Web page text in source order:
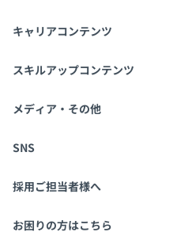
キャリアコンテンツ
転職・キャリア
スキルアップコンテンツ
学習
メディア・その他
Tech Team Journal
SNS
X
採用ご担当者様へ
採用・教育をお考えの企業様へ
お困りの方はこちら